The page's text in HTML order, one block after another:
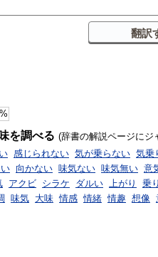
を調べる (辞書の解説ページにジ
感じられない 気が乗らない 気乗
向かない 味気ない 味気無い 意
アクビ シラケ ダルい 上がり 乗
味気 大味 情感 情緒 情趣 想像